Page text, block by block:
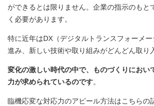
ができるとは限りません。企業の指示のもと
く必要があります。
特に近年はDX（デジタルトランスフォーメ
進み、新しい技術や取り組みがどんどん取り
変化の激しい時代の中で、ものづくりにおい
力が求められているのです。
臨機応変な対応力のアピール方法はこちらの